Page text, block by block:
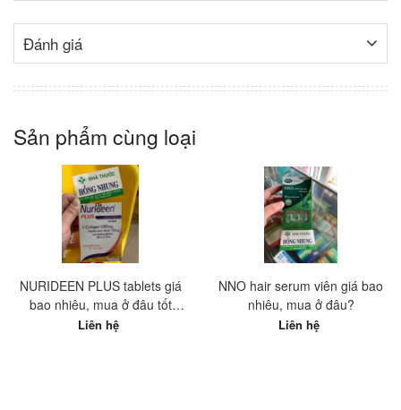
Đánh giá
Sản phẩm cùng loại
NURIDEEN PLUS tablets giá
bao nhiêu, mua ở đâu tốt
nhất?
Liên hệ
NNO hair serum viên giá bao
nhiêu, mua ở đâu?
Liên hệ